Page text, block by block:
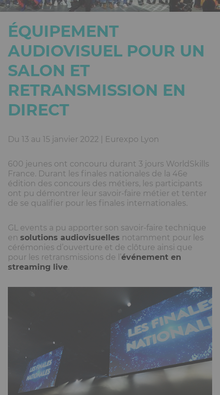
ÉQUIPEMENT
AUDIOVISUEL POUR UN
SALON ET
RETRANSMISSION EN
DIRECT
Du 13 au 15 janvier 2022 | Eurexpo Lyon
600 jeunes ont concouru durant 3 jours WorldSkills
France. Durant les finales nationales de la 46e
édition des concours des métiers, les participants
ont pu démontrer leur savoir-faire métier et tenter
de se qualifier pour les finales internationales.
GL events a pu apporter son savoir-faire technique
en solutions audiovisuelles notamment pour les
cérémonies d’ouverture et de clôture ainsi que
pour les retransmissions de l’événement en
streaming live.